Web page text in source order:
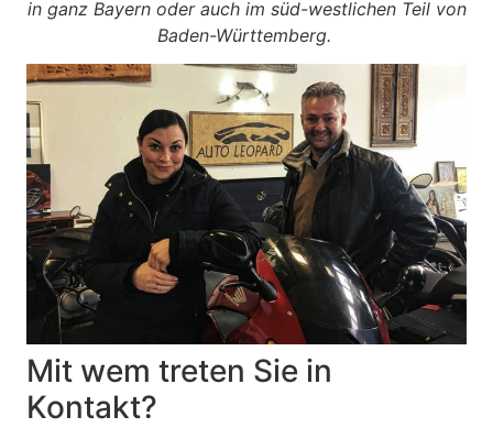
in ganz Bayern oder auch im süd-westlichen Teil von
Baden-Württemberg.
Mit wem treten Sie in
Kontakt?